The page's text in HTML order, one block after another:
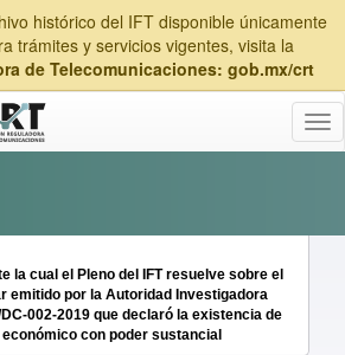
histórico del IFT disponible únicamente
trámites y servicios vigentes, visita la
de Telecomunicaciones: gob.mx/crt
la cual el Pleno del IFT resuelve sobre el
emitido por la Autoridad Investigadora
002-2019 que declaró la existencia de
con poder sustancial